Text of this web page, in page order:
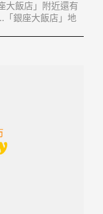
大飯店」附近還有
「銀座大飯店」地